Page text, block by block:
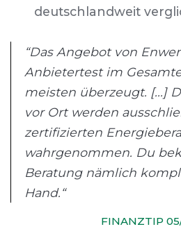
deutschlandweit
“Das Angebot von
Anbietertest im
meisten überzeugt. [...]
vor Ort werden
zertifizierten
wahrgenommen. Du
Beratung nämlich
Hand.“
FINANZTIP